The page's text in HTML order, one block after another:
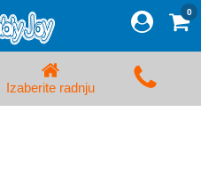
Prijava/Registracija
0
Izaberite radnju